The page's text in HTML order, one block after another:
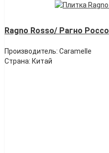
Ragno Rosso/ Рагно Россо
Производитель: Caramelle
Страна: Китай